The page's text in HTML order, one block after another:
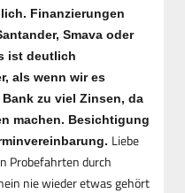
Finanzierungen
Smava oder
ist deutlich
als wenn wir es
zu viel Zinsen, da
machen. Besichtigung
Liebe
Probefahrten durch
nie wieder etwas gehört